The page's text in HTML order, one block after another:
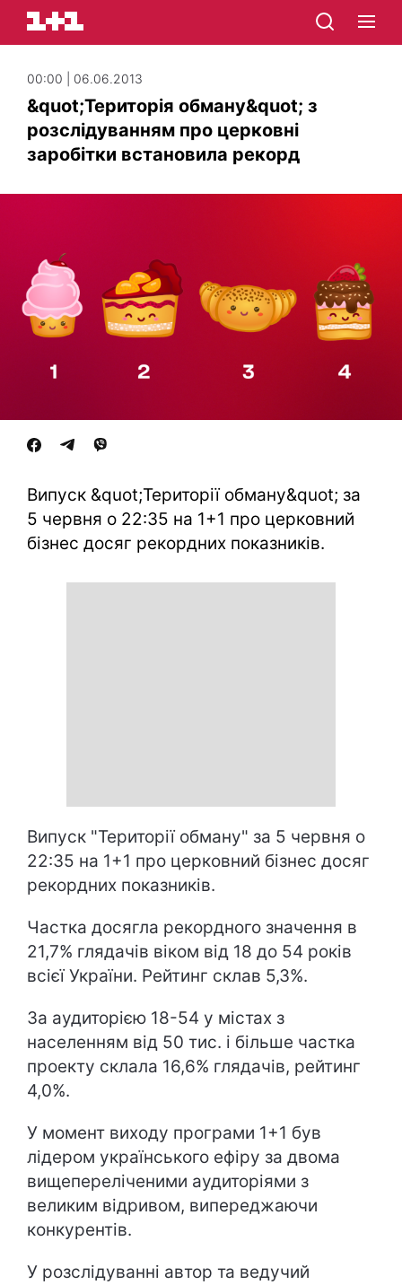
00:00 | 06.06.2013
&quot;Територія обману&quot; з
розслідуванням про церковні
заробітки встановила рекорд
Випуск &quot;Території обману&quot; за
5 червня о 22:35 на 1+1 про церковний
бізнес досяг рекордних показників.
Випуск "Території обману" за 5 червня о
22:35 на 1+1 про церковний бізнес досяг
рекордних показників.
Частка досягла рекордного значення в
21,7% глядачів віком від 18 до 54 років
всієї України. Рейтинг склав 5,3%.
За аудиторією 18-54 у містах з
населенням від 50 тис. і більше частка
проекту склала 16,6% глядачів, рейтинг
4,0%.
У момент виходу програми 1+1 був
лідером українського ефіру за двома
вищепереліченими аудиторіями з
великим відривом, випереджаючи
конкурентів.
У розслідуванні автор та ведучий